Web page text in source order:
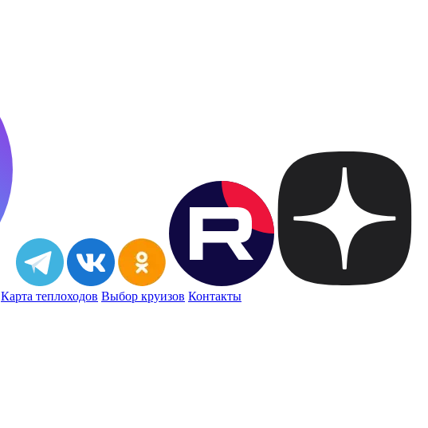
Карта теплоходов Выбор круизов Контакты